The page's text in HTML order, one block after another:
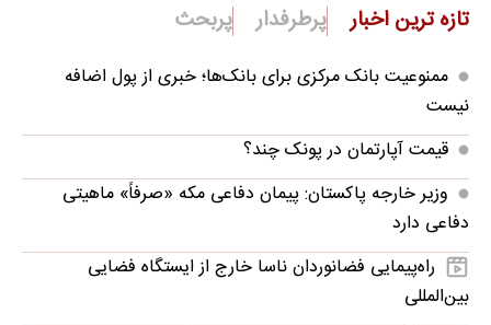
تازه ترین اخبار پرطرفدار پربحث
ممنوعیت بانک مرکزی برای بانک‌ها؛ خبری از پول اضافه
نیست
قیمت آپارتمان در پونک چند؟
وزیر خارجه پاکستان: پیمان دفاعی مکه «صرفاً» ماهیتی
دفاعی دارد
راه‌پیمایی فضانوردان ناسا خارج از ایستگاه فضایی
بین‌المللی